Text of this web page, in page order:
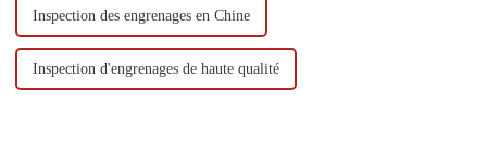
Inspection des engrenages en Chine
Inspection d'engrenages de haute qualité